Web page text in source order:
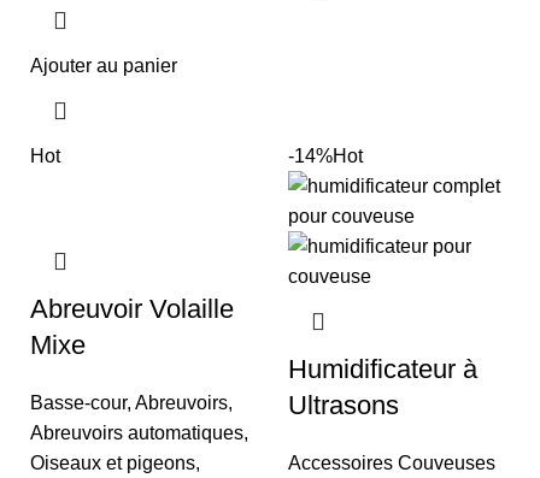
Ajouter au panier
Hot
Abreuvoir Volaille
Mixe
Basse-cour, Abreuvoirs,
Abreuvoirs automatiques,
Oiseaux et pigeons,
-14%Hot
Humidificateur à
Ultrasons
Accessoires Couveuses